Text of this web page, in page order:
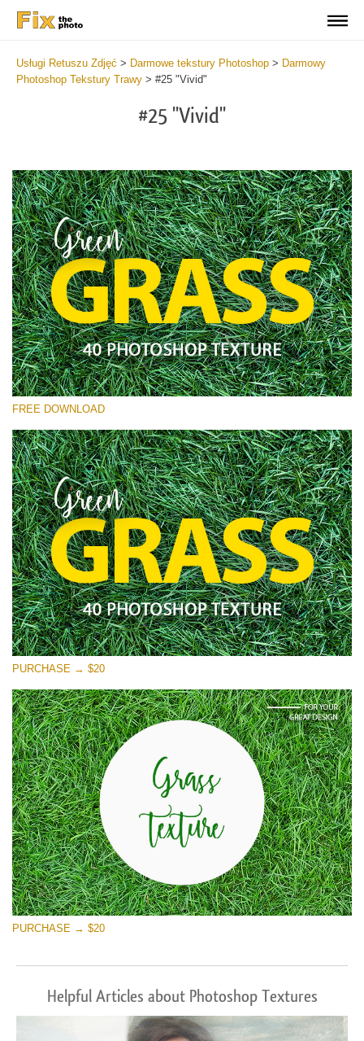
Usługi Retuszu Zdjęć > Darmowe tekstury Photoshop > Darmowy
Photoshop Tekstury Trawy > #25 "Vivid"
#25 "Vivid"
Proszę wybrać
Small 800*533px
Green Grass
(40 Textures)
Large 6000*4000px
Entire Collection
(1783 Overlays)
Large 6000*4000px
Darmowe Pobieranie
FREE DOWNLOAD
PURCHASE → $20
PURCHASE → $20
Helpful Articles about Photoshop Textures